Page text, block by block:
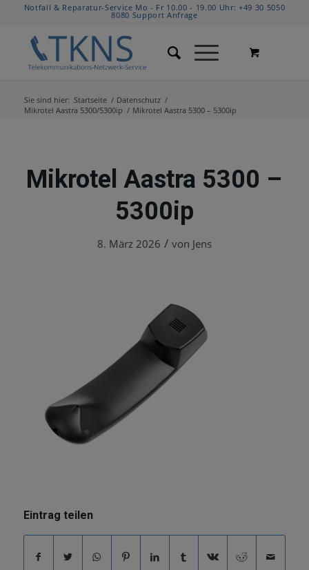
Notfall & Reparatur-Service Mo - Fr 10.00 - 19.00 Uhr:+49 30 5050
8080 Support Anfrage
Sie sind hier: Startseite / Datenschutz /
Mikrotel Aastra 5300/5300ip / Mikrotel Aastra 5300 – 5300ip
Mikrotel Aastra 5300 –
5300ip
8. März 2026 / von Jens
Eintrag teilen